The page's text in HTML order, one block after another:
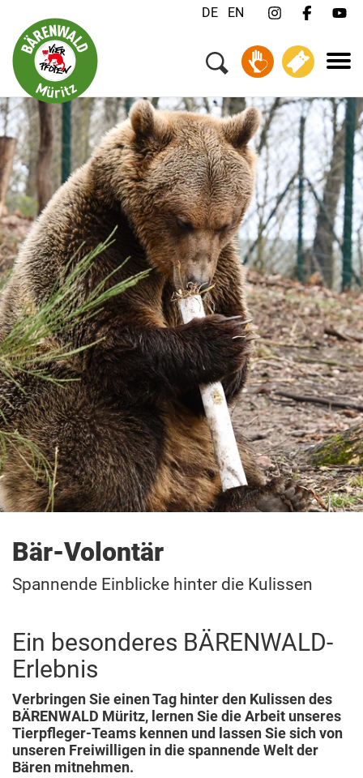
DE EN
Bär-Volontär
Spannende Einblicke hinter die Kulissen
Ein besonderes BÄRENWALD-
Erlebnis
Verbringen Sie einen Tag hinter den Kulissen des
BÄRENWALD Müritz, lernen Sie die Arbeit unseres
Tierpfleger-Teams kennen und lassen Sie sich von
unseren Freiwilligen in die spannende Welt der
Bären mitnehmen.
Menü
Ihr Besuch
Tiere & Tierschutz
Über uns
Jobs
FAQ
Kontakt
Newsletter
Spenden
Tickets